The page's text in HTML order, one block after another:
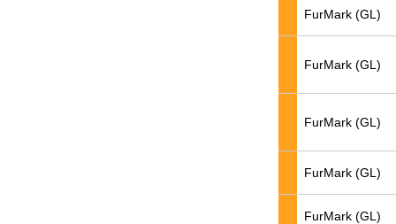
FurMark (GL)
FurMark (GL)
FurMark (GL)
FurMark (GL)
FurMark (GL)